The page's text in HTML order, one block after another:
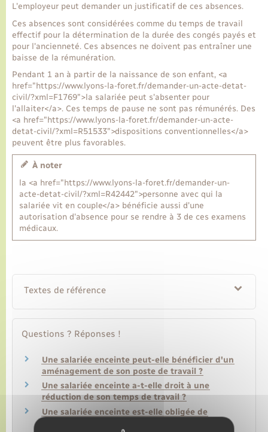
Voirie et espace public
L'employeur peut demander un justificatif de ces absences.
Ces absences sont considérées comme du temps de travail
effectif pour la détermination de la durée des congés payés et
pour l'ancienneté. Ces absences ne doivent pas entraîner une
baisse de la rémunération.
Pendant 1 an à partir de la naissance de son enfant, <a
href="https://www.lyons-la-foret.fr/demander-un-acte-detat-
civil/?xml=F1769">la salariée peut s'absenter pour
l'allaiter</a>. Ces temps de pause ne sont pas rémunérés. Des
<a href="https://www.lyons-la-foret.fr/demander-un-acte-
detat-civil/?xml=R51533">dispositions conventionnelles</a>
peuvent être plus favorables.
À noter
la <a href="https://www.lyons-la-foret.fr/demander-un-
acte-detat-civil/?xml=R42442">personne avec qui la
salariée vit en couple</a> bénéficie aussi d'une
autorisation d'absence pour se rendre à 3 de ces examens
médicaux.
Textes de référence
Questions ? Réponses !
Une salariée enceinte peut-elle bénéficier d'un
aménagement de son poste de travail ?
Une salariée enceinte a-t-elle droit à une
réduction de son temps de travail ?
Une salariée enceinte est-elle obligée de